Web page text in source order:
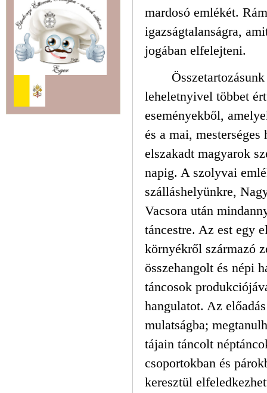
mardosó emlékét.
igazságtalanságra,
jogában elfelejteni.
leheletnyivel többet
eseményekből,
és a mai,
elszakadt magyarok
napig. A szolyvai
szálláshelyünkre,
Vacsora után
táncestre. Az est egy
környékről származó
összehangolt és népi
táncosok
hangulatot. Az
mulatságba;
tájain táncolt
csoportokban és
keresztül